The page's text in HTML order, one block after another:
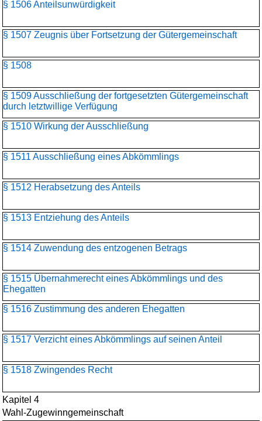
§ 1506 Anteilsunwürdigkeit
§ 1507 Zeugnis über Fortsetzung der Gütergemeinschaft
§ 1508
§ 1509 Ausschließung der fortgesetzten Gütergemeinschaft
durch letztwillige Verfügung
§ 1510 Wirkung der Ausschließung
§ 1511 Ausschließung eines Abkömmlings
§ 1512 Herabsetzung des Anteils
§ 1513 Entziehung des Anteils
§ 1514 Zuwendung des entzogenen Betrags
§ 1515 Übernahmerecht eines Abkömmlings und des
Ehegatten
§ 1516 Zustimmung des anderen Ehegatten
§ 1517 Verzicht eines Abkömmlings auf seinen Anteil
§ 1518 Zwingendes Recht
Kapitel 4
Wahl-Zugewinngemeinschaft